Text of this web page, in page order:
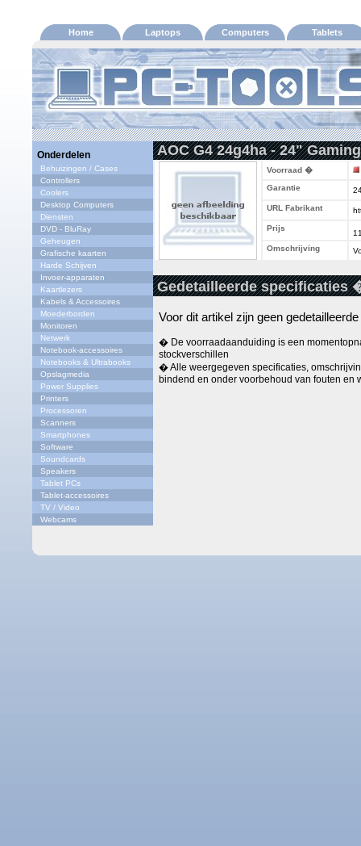
Home Laptops Computers Tablets
Onderdelen
Behuizingen / Cases
Controllers
Coolers
Desktop Computers
Diensten
DVD - BluRay
Geheugen
Grafische kaarten
Harde Schijven
Invoer-apparaten
Kaartlezers
Kabels & Accessoires
Moederborden
Monitoren
Netwerk
Notebook-accessoires
Notebooks & Ultrabooks
Opslagmedia
Power Supplies
Printers
Processoren
Scanners
Smartphones
Software
Soundcards
Speakers
Tablet PCs
Tablet-accessoires
TV / Video
Webcams
AOC G4 24g4ha - 24"
Voorraad �
Garantie
URL Fabrikant
Prijs
Omschrijving
Gedetailleerde specificaties
Voor dit artikel zijn geen
� De voorraadaanduiding is een
stockverschillen
� Alle weergegeven specificaties,
bindend en onder voorbehoud van fouten en